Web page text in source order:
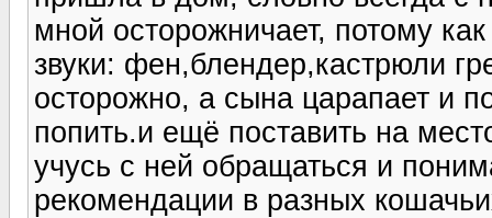
мной осторожничает, потому
звуки: фен,блендер,кастрюли
осторожно, а сына царапает и
попить.и ещё поставить на
учусь с ней обращаться и
рекомендации в разных